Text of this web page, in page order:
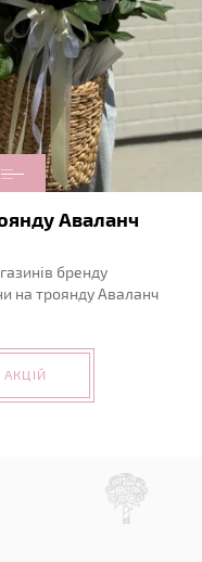
Аваланч
бренду
на троянду Аваланч